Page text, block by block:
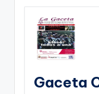
Gaceta